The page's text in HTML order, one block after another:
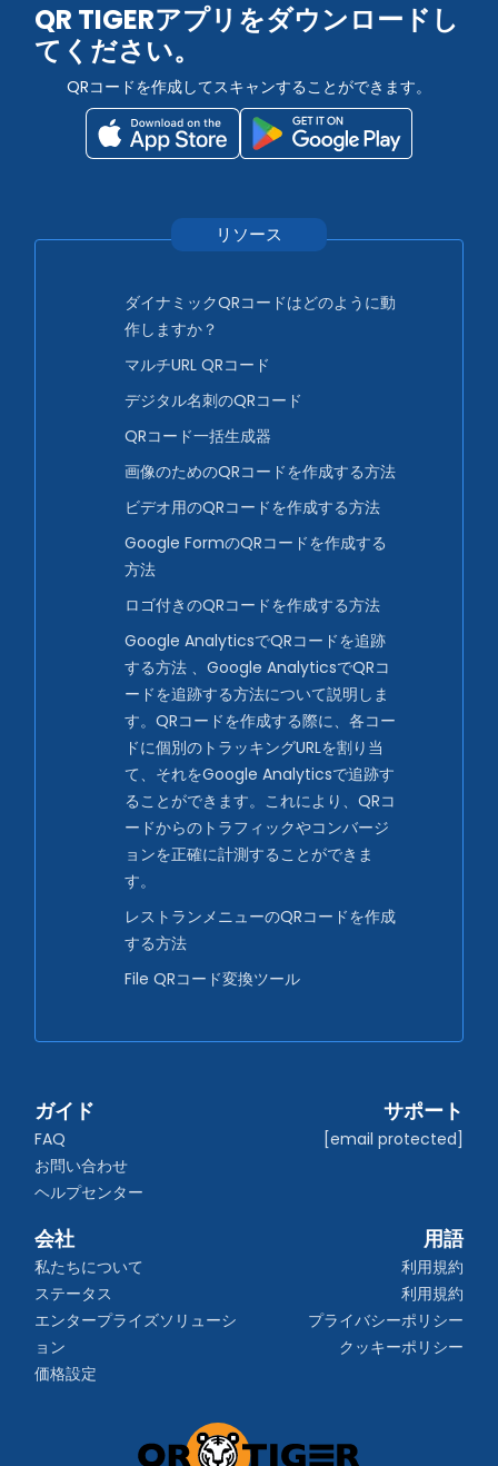
QR TIGERアプリをダウンロードし
てください。
QRコードを作成してスキャンすることができます。
リソース
ダイナミックQRコードはどのように動
作しますか？
マルチURL QRコード
デジタル名刺のQRコード
QRコード一括生成器
画像のためのQRコードを作成する方法
ビデオ用のQRコードを作成する方法
Google FormのQRコードを作成する
方法
ロゴ付きのQRコードを作成する方法
Google AnalyticsでQRコードを追跡
する方法 、Google AnalyticsでQRコ
ードを追跡する方法について説明しま
す。QRコードを作成する際に、各コー
ドに個別のトラッキングURLを割り当
て、それをGoogle Analyticsで追跡す
ることができます。これにより、QRコ
ードからのトラフィックやコンバージ
ョンを正確に計測することができま
す。
レストランメニューのQRコードを作成
する方法
File QRコード変換ツール
ガイド
FAQ
お問い合わせ
ヘルプセンター
サポート
[email protected]
会社
私たちについて
ステータス
エンタープライズソリューシ
ョン
価格設定
用語
利用規約
利用規約
プライバシーポリシー
クッキーポリシー